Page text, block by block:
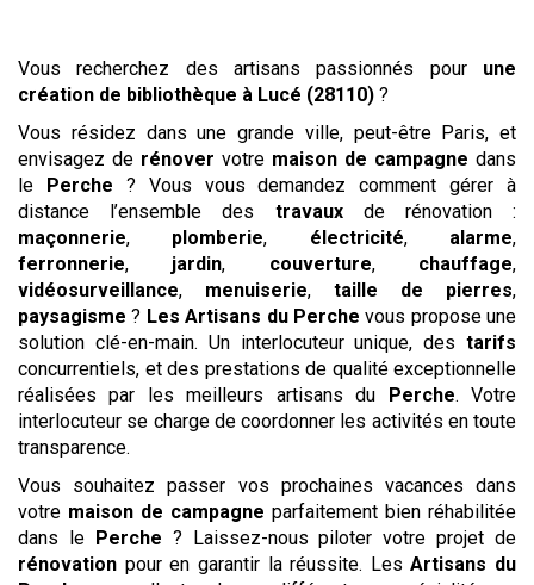
Vous recherchez des artisans passionnés pour
une
création de bibliothèque à Lucé (28110) ?
Vous résidez dans une grande ville, peut-être Paris, et
envisagez de rénover votre maison de campagne dans
le Perche ? Vous vous demandez comment gérer à
distance l’ensemble des travauxde rénovation :
maçonnerie, plomberie, électricité, alarme,
ferronnerie, jardin, couverture, chauffage,
vidéosurveillance, menuiserie, taille de pierres,
paysagisme ? Les Artisans du Perche vous propose une
solution clé-en-main. Un interlocuteur unique, des tarifs
concurrentiels, et des prestations de qualité exceptionnelle
réalisées par les meilleurs artisans du Perche. Votre
interlocuteur se charge de coordonner les activités en toute
transparence.
Vous souhaitez passer vos prochaines vacances dans
votre maison de campagne parfaitement bien réhabilitée
dans le Perche ? Laissez-nous piloter votre projet de
rénovation pour en garantir la réussite. LesArtisans du